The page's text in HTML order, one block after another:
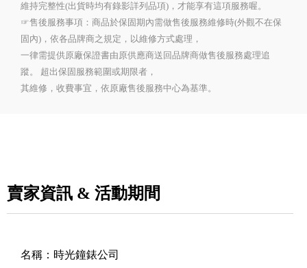
維持完整性(出貨時均有錄影詳列品項)，才能享有這項服務喔。
☞售後服務事項：商品於保固期內需做售後服務維修時(外觀不在保
固內)，依各品牌商之規定，以維修方式處理，
一律需提供原廠保證書由原供應商送回品牌商做售後服務處理追
蹤。 超出保固服務範圍或期限者，
其維修，收費事宜，依原廠售後服務中心為基準。
賣家資訊 & 活動期間
名稱： 時光鐘錶公司